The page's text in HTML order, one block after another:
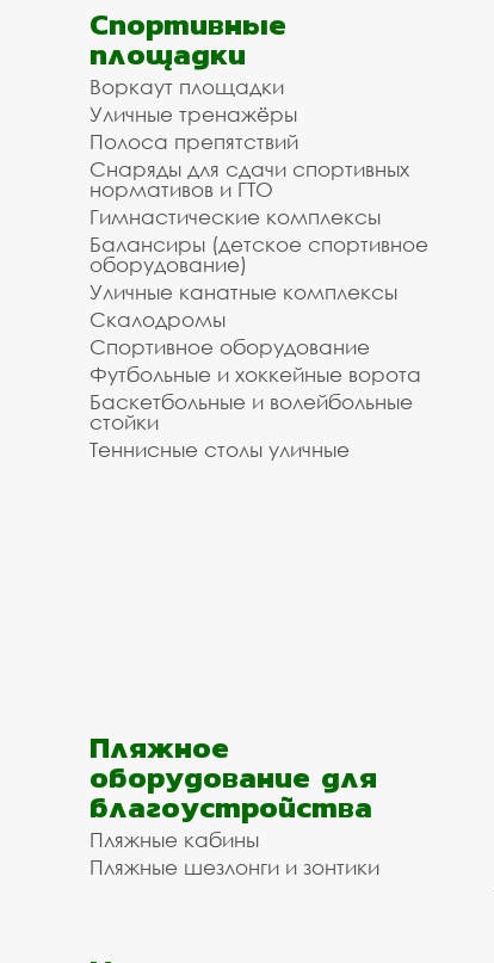
Спортивные
площадки
Воркаут площадки
Уличные тренажёры
Полоса препятствий
Снаряды для сдачи спортивных
нормативов и ГТО
Гимнастические комплексы
Балансиры (детское спортивное
оборудование)
Уличные канатные комплексы
Скалодромы
Спортивное оборудование
Футбольные и хоккейные ворота
Баскетбольные и волейбольные
стойки
Теннисные столы уличные
Пляжное
оборудование для
благоустройства
Пляжные кабины
Пляжные шезлонги и зонтики